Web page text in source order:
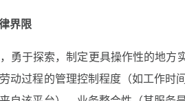
界限
勇于探索，制定更具操作性的地方
动过程的管理控制程度（如工作时